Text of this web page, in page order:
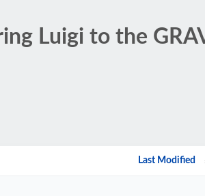
Luigi to the
Last Modified